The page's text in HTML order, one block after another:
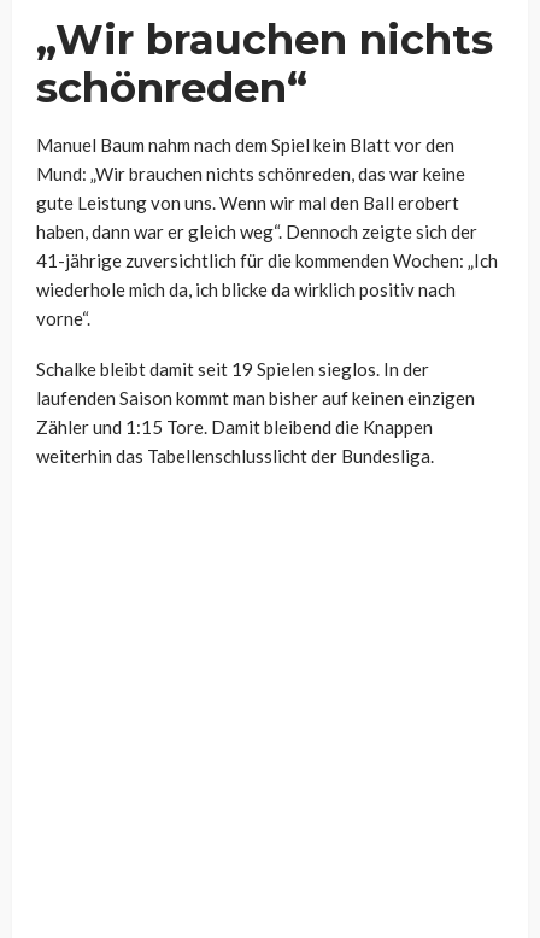
„Wir brauchen nichts
schönreden“
Manuel Baum nahm nach dem Spiel kein Blatt vor den
Mund: „Wir brauchen nichts schönreden, das war keine
gute Leistung von uns. Wenn wir mal den Ball erobert
haben, dann war er gleich weg“. Dennoch zeigte sich der
41-jährige zuversichtlich für die kommenden Wochen: „Ich
wiederhole mich da, ich blicke da wirklich positiv nach
vorne“.
Schalke bleibt damit seit 19 Spielen sieglos. In der
laufenden Saison kommt man bisher auf keinen einzigen
Zähler und 1:15 Tore. Damit bleibend die Knappen
weiterhin das Tabellenschlusslicht der Bundesliga.